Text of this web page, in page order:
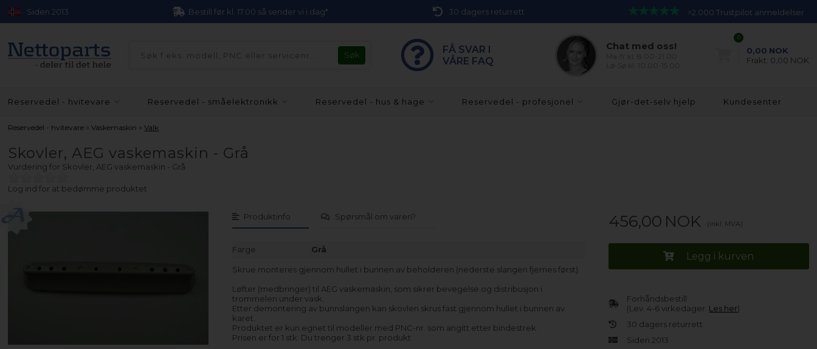
Siden 2013 Bestill før kl. 17.00 så sender vi i dag* 30 dagers returrett >2.000 Trustpilot anmeldelser
FÅ SVAR I
VÅRE FAQ
Chat med oss!
0
0,00 NOK
Frakt: 0,00 NOK
Reservedel - hvitevare Reservedel - småelektronikk Reservedel - hus & hage Reservedel - profesjonel Gjør-det-selv hjelp Kundesenter
Reservedel - hvitevare »Vaskemaskin »Valk
Skovler, AEG vaskemaskin - Grå
Vurdering for Skovler, AEG vaskemaskin - Grå
Log ind for at bedømme produktet
Produktinfo Spørsmål om varen?
Farge Grå
Skrue monteres gjennom hullet i bunnen av beholderen (nederste slangen fjernes først).
Løfter (medbringer) til AEG vaskemaskin, som sikrer bevegelse og distribusjon i
trommelen under vask.
Etter demontering av bunnslangen kan skovlen skrus fast gjennom hullet i bunnen av
karet.
Produktet er kun egnet til modeller med PNC-nr. som angitt etter bindestrek.
Prisen er for 1 stk. Du trenger 3 stk pr. produkt
456,00 NOK (inkl. MVA)
Legg i kurven
Forhåndsbestill
(Lev. 4-6 virkedager. Les her)
30 dagers returrett
Siden 2013